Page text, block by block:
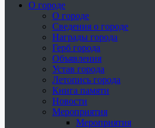
О городе
О городе
Сведения о городе
Награды города
Герб города
Объявления
Устав города
Летопись города
Книга памяти
Новости
Мероприятия
Мероприятия